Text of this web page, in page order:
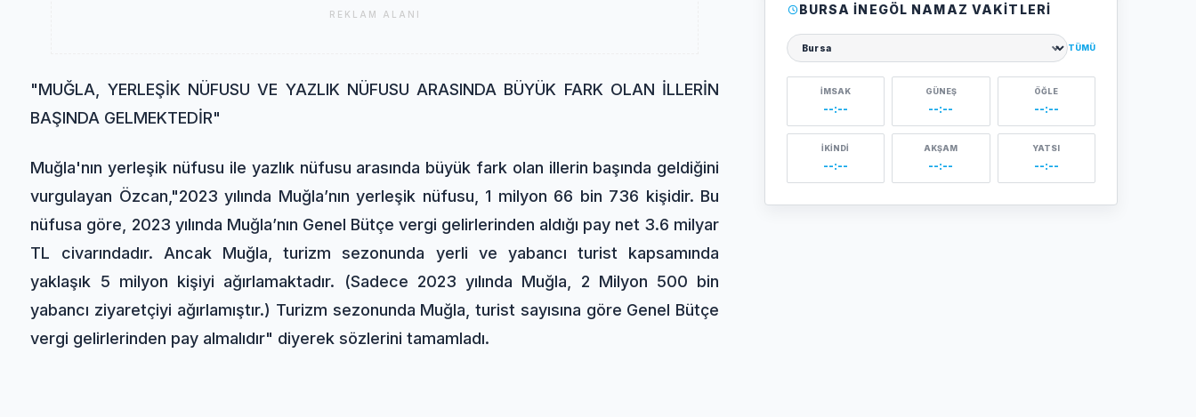
REKLAM ALANI
"MUĞLA, YERLEŞİK NÜFUSU VE YAZLIK NÜFUSU ARASINDA BÜYÜK FARK OLAN İLLERİN
BAŞINDA GELMEKTEDİR"
Muğla'nın yerleşik nüfusu ile yazlık nüfusu arasında büyük fark olan illerin başında geldiğini
vurgulayan Özcan,"2023 yılında Muğla’nın yerleşik nüfusu, 1 milyon 66 bin 736 kişidir. Bu
nüfusa göre, 2023 yılında Muğla’nın Genel Bütçe vergi gelirlerinden aldığı pay net 3.6 milyar
TL civarındadır. Ancak Muğla, turizm sezonunda yerli ve yabancı turist kapsamında
yaklaşık 5 milyon kişiyi ağırlamaktadır. (Sadece 2023 yılında Muğla, 2 Milyon 500 bin
yabancı ziyaretçiyi ağırlamıştır.) Turizm sezonunda Muğla, turist sayısına göre Genel Bütçe
vergi gelirlerinden pay almalıdır" diyerek sözlerini tamamladı.
BURSA İNEGÖL NAMAZ VAKITLERI
Şehir seçin
TÜMÜ
İMSAK
--:--
GÜNEŞ
--:--
ÖĞLE
--:--
İKINDI
--:--
AKŞAM
--:--
YATSI
--:--